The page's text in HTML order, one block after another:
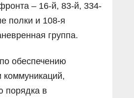
– 16-й, 83-й, 334-
полки и 108-я
группа.
обеспечению
коммуникаций,
порядка в